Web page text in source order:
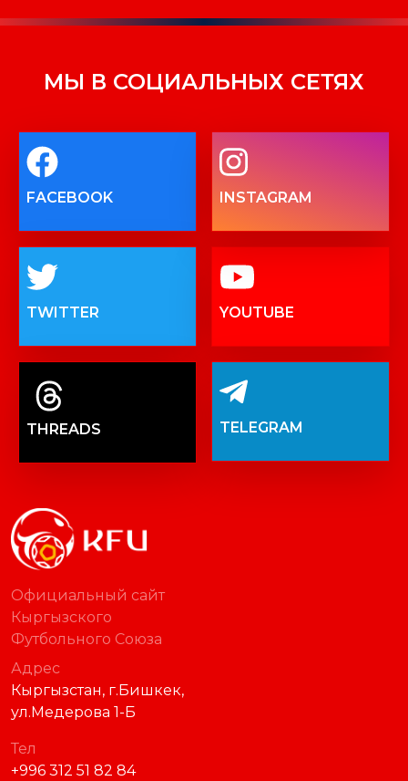
МЫ В СОЦИАЛЬНЫХ СЕТЯХ
FACEBOOK INSTAGRAM
TWITTER YOUTUBE
THREADS TELEGRAM
Официальный сайт
Кыргызского
Футбольного Союза
Адрес
Кыргызстан, г.Бишкек,
ул.Медерова 1-Б
Тел
+996 312 51 82 84